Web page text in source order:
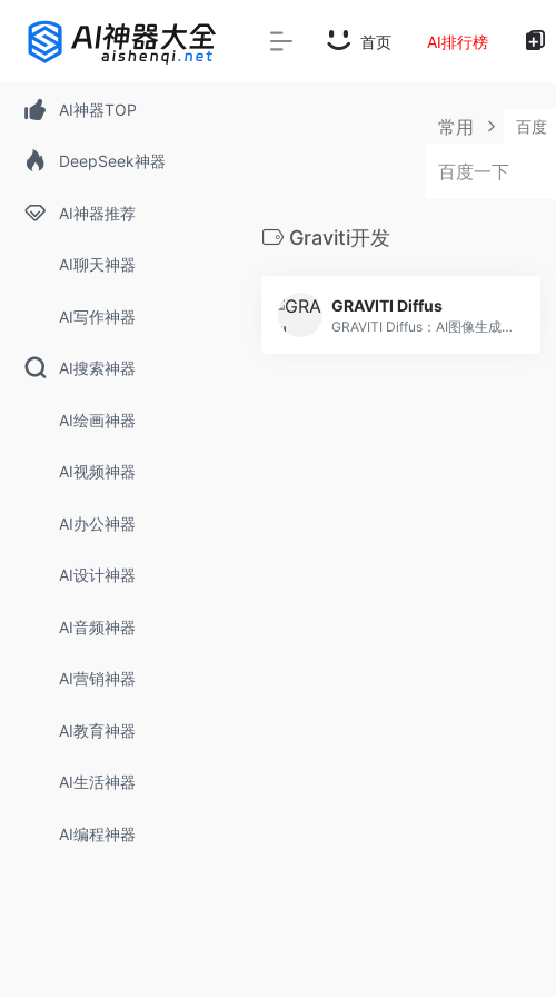
AI神器TOP
DeepSeek神器
AI神器推荐
AI聊天神器
AI写作神器
AI搜索神器
AI绘画神器
AI视频神器
AI办公神器
AI设计神器
AI音频神器
AI营销神器
AI教育神器
AI生活神器
AI编程神器
首页 AI排行榜
常用 百度
Graviti开发
GRAVITI Diffus
GRAVITI Diffus：AI图像生成，操控自如，轻松创作。